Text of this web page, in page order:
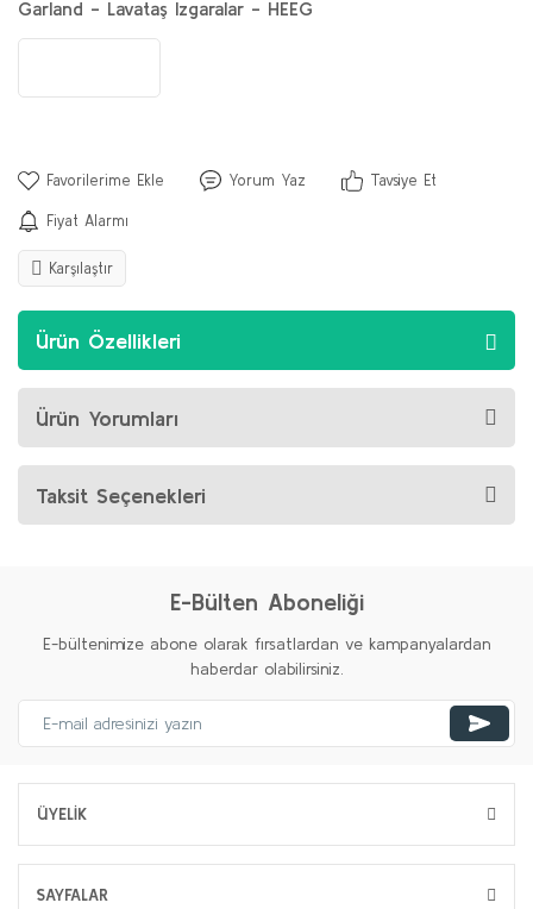
Garland - Lavataş Izgaralar - HEEG
Yorum Yaz Tavsiye Et
Fiyat Alarmı
Karşılaştır
Ürün Özellikleri
Ürün Yorumları
Taksit Seçenekleri
E-Bülten Aboneliği
E-bültenimize abone olarak fırsatlardan ve kampanyalardan
haberdar olabilirsiniz.
ÜYELİK
SAYFALAR